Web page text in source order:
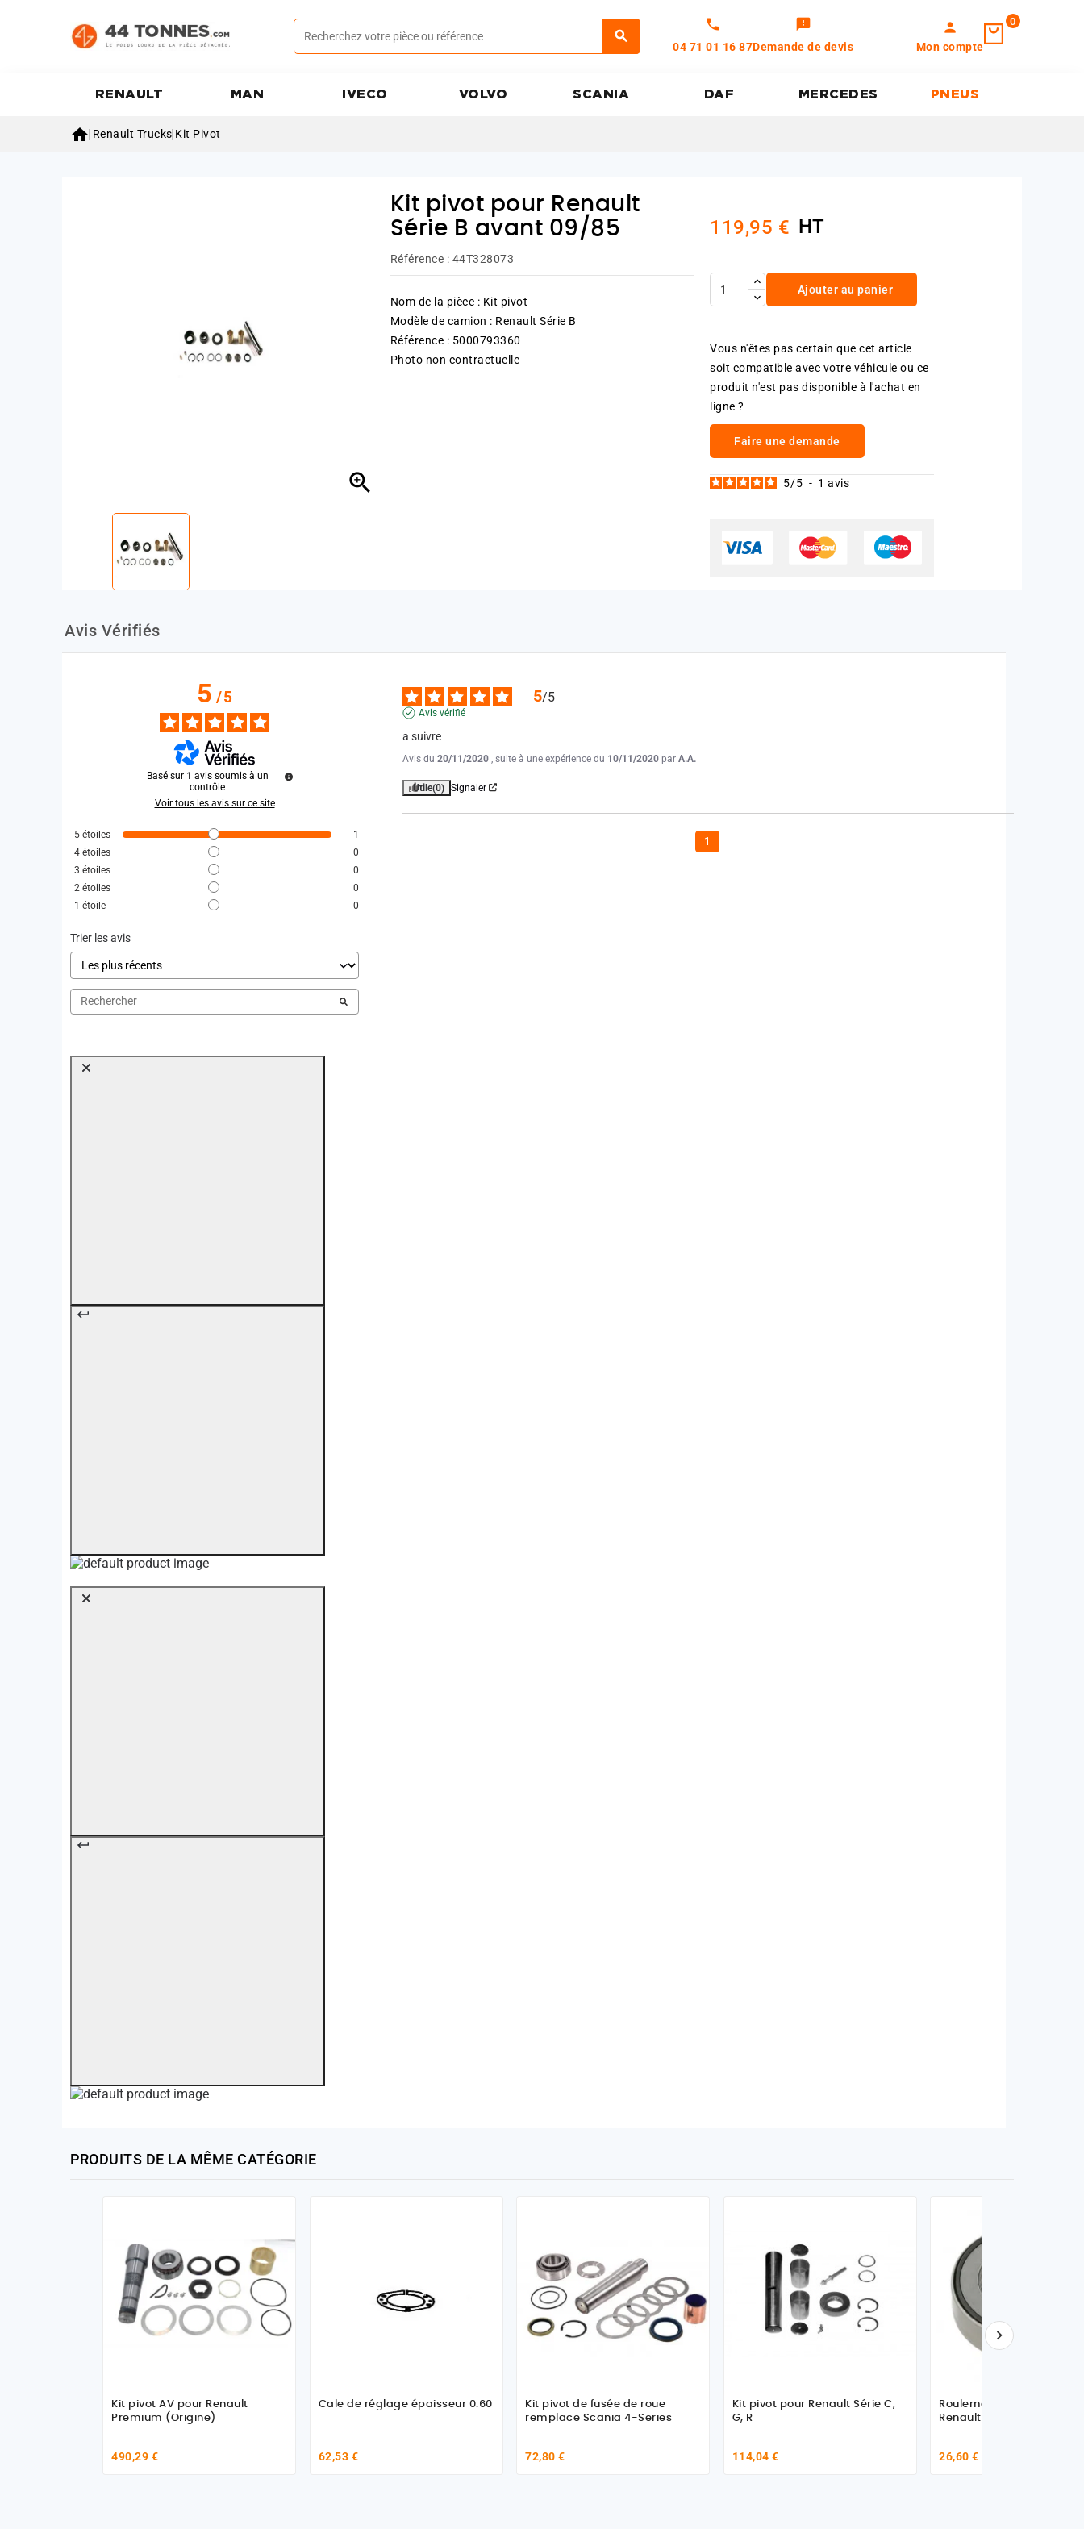
call
04 71 01 16 87
feedback
Demande de devis
person
Mon compte
0
RENAULT MAN IVECO VOLVO SCANIA DAF MERCEDES PNEUS
 Renault Trucks Kit Pivot

Kit pivot pour Renault
Série B avant 09/85
Référence : 44T328073
Nom de la pièce : Kit pivot
Modèle de camion : Renault Série B
Référence : 5000793360
Photo non contractuelle
119,95 € HT
Ajouter au panier
Vous n'êtes pas certain que cet article
soit compatible avec votre véhicule ou ce
produit n'est pas disponible à l'achat en
ligne ?
Faire une demande
5/5 - 1avis
Avis Vérifiés
5/5
Basé sur 1 avis soumis à un
contrôle
Voir tous les avis sur ce site
5 étoiles
1
4 étoiles
0
3 étoiles
0
2 étoiles
0
1 étoile 0
Trier les avis
5/5
Avis vérifié
a suivre
Avis du 20/11/2020 , suite à une expérience du 10/11/2020 par A.A.
Utile(0) Signaler
1
PRODUITS DE LA MÊME CATÉGORIE
Kit pivot AV pour Renault
Premium (Origine)
490,29 €
Cale de réglage épaisseur 0.60
62,53 €
Kit pivot de fusée de roue
remplace Scania 4-Series
72,80 €
Kit pivot pour Renault Série C,
G, R
114,04 €
Roulement de pivot pour
Renault /Iveco
26,60 €
